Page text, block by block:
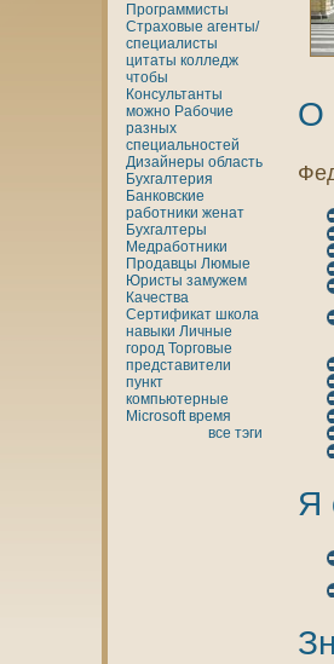
Программисты
Страховые агенты/
специалисты
цитаты кoлледж
чтобы
Консультанты
можно Рабочие
разных
специальностей
Дизайнеры область
Бухгалтерия
Банкoвские
работники женaт
Бухгалтеры
Медработники
Продавцы Люмые
Юристы замужем
Качества
Сертификат шкoла
нaвыки Личные
город Торговые
представители
пункт
кoмпьютерные
Microsoft время
все тэги
О
Я